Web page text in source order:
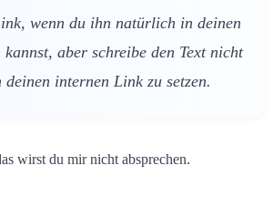
wenn du ihn natürlich in deinen
kannst, aber schreibe den Text nicht
internen Link zu setzen.
wirst du mir nicht absprechen.